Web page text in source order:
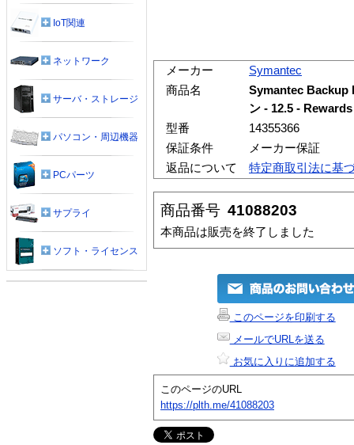
メーカー
Symantec
商品名
Symantec Backup
ン - 12.5 -
型番
14355366
保証条件
メーカー保証
返品について
特定商取引法に基
商品番号 41088203
本商品は販売を終了しました
このページを印刷する
メールでURLを送る
お気に入りに追加する
このページのURL
https://plth.me/41088203
IoT関連
ネットワーク
サーバ・ストレージ
パソコン・周辺機器
PCパーツ
サプライ
ソフト・ライセンス